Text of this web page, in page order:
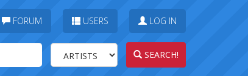
FORUM USERS LOG IN
SEARCH!